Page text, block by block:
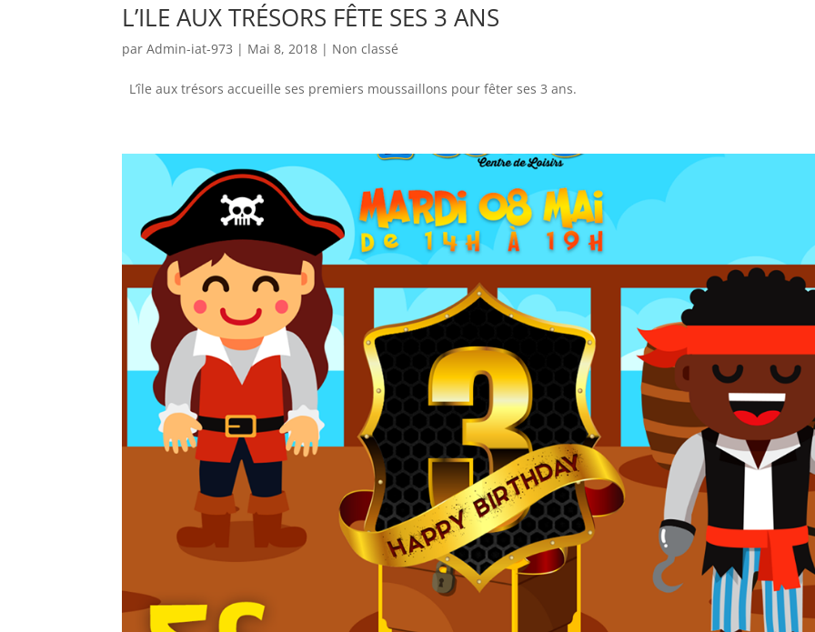
L’ILE AUX TRÉSORS FÊTE SES 3 ANS
parAdmin-iat-973 | Mai 8, 2018 | Non classé
L’île aux trésors accueille ses premiers moussaillons pour fêter ses 3 ans.